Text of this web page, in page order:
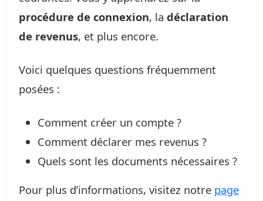
procédure de connexion, la déclaration
de revenus, et plus encore.
Voici quelques questions fréquemment
posées :
Comment créer un compte ?
Comment déclarer mes revenus ?
Quels sont les documents nécessaires ?
Pour plus d’informations, visitez notre page